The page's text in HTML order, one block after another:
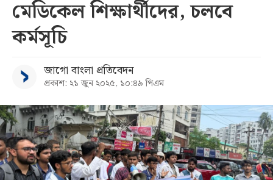
সব
বিভাগ
আর্কাইভ
কনভার্টার
মেডিকেল শিক্ষার্থীদের, চলবে
কর্মসূচি
জাগো বাংলা প্রতিবেদন
প্রকাশ: ২১ জুন ২০২৫, ১০:৪৯ পিএম